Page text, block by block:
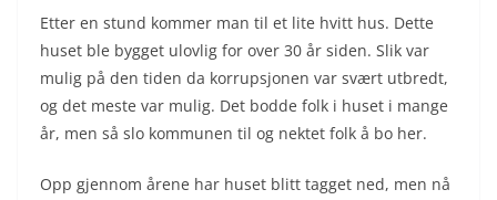
Etter en stund kommer man til et lite hvitt hus. Dette
huset ble bygget ulovlig for over 30 år siden. Slik var
mulig på den tiden da korrupsjonen var svært utbredt,
og det meste var mulig. Det bodde folk i huset i mange
år, men så slo kommunen til og nektet folk å bo her.
Opp gjennom årene har huset blitt tagget ned, men nå